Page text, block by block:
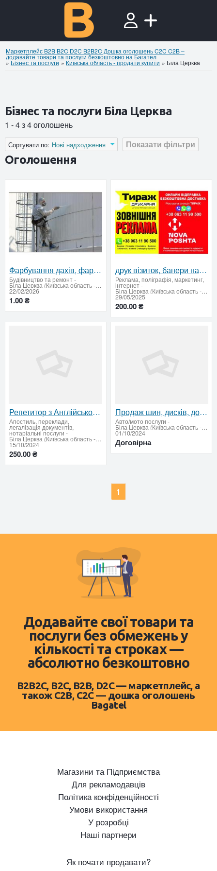
Маркетплейс B2B B2C D2C B2B2C Дошка оголошень C2C C2B –
додавайте товари та послуги безкоштовно на Багател
»Бiзнес та послуги »Київська область - продати купити » Біла Церква
Бiзнес та послуги Біла Церква
1 - 4 з 4 оголошень
Показати фільтри
Сортувати по: Нові надходження
Оголошення
Фарбування дахів, фарбування складів, приміщень
Будівництво та ремонт-
Біла Церква (Київська область - продати купити)
22/02/2026
1.00 ₴
друк візиток, банери на замовлення, флаєри, логотипи, таблички 1
Реклама, поліграфія, маркетинг,
інтернет-
Біла Церква (Київська область - продати купити)
29/05/2025
200.00 ₴
Репетитор з Англійської мови
Апостиль, переклади,
легалізація документів,
нотаріальні послуги -
Біла Церква (Київська область - продати купити)
15/10/2024
250.00 ₴
Продаж шин, дисків, докаток і ковпаків
Авто/мото послуги -
Біла Церква (Київська область - продати купити)
01/10/2024
Договірна
1
Додавайте свої товари та
послуги без обмежень у
кількості та строках —
абсолютно безкоштовно
B2B2C, B2C, B2B, D2C — маркетплейс, а
також C2B, C2C — дошка оголошень
Bagatel
Магазини та Підприємства
Для рекламодавців
Політика конфіденційності
Умови використання
У розробці
Наші партнери
Як почати продавати?